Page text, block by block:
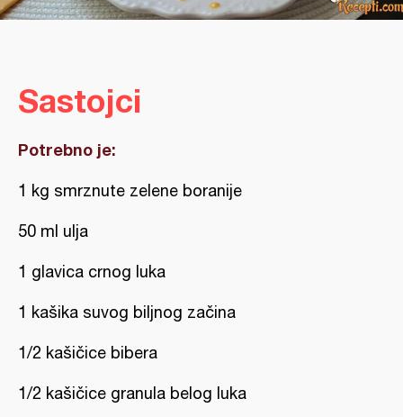
Sastojci
Potrebno je:
1 kg smrznute zelene boranije
50 ml ulja
1 glavica crnog luka
1 kašika suvog biljnog začina
1/2 kašičice bibera
1/2 kašičice granula belog luka